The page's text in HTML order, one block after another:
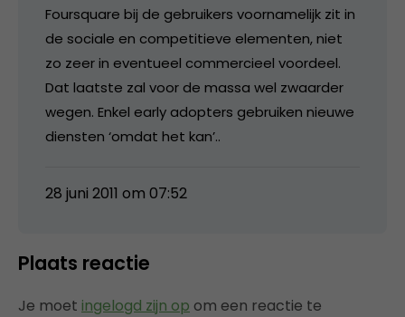
Foursquare bij de gebruikers voornamelijk zit in
de sociale en competitieve elementen, niet
zo zeer in eventueel commercieel voordeel.
Dat laatste zal voor de massa wel zwaarder
wegen. Enkel early adopters gebruiken nieuwe
diensten ‘omdat het kan’..
28 juni 2011 om 07:52
Plaats reactie
Je moet ingelogd zijn op om een reactie te